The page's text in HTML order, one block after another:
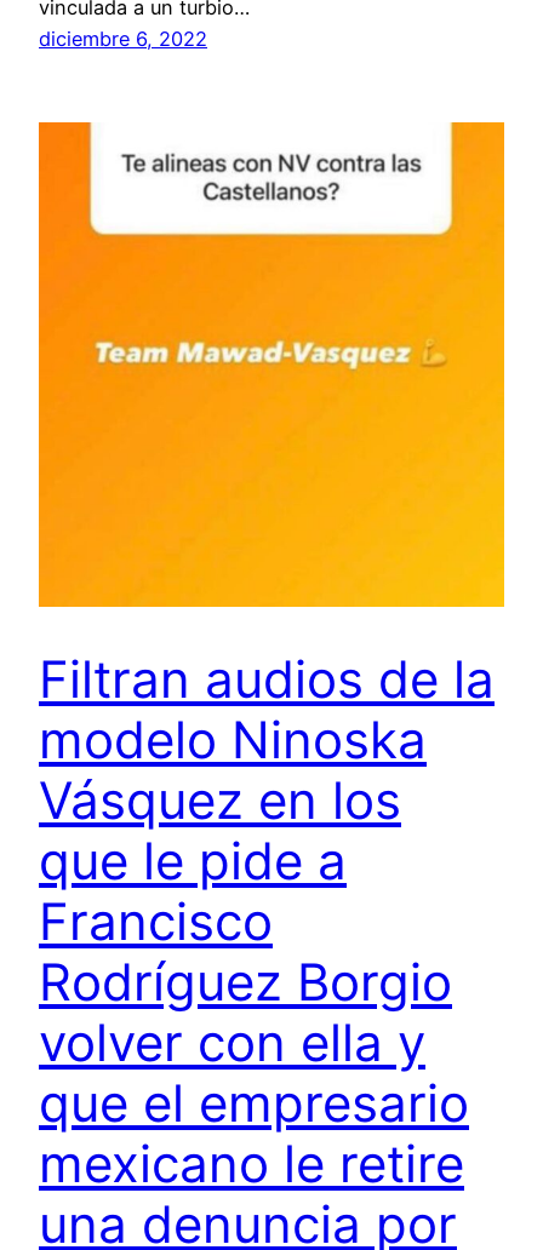
vinculada a un turbio…
diciembre 6, 2022
Filtran audios de la
modelo Ninoska
Vásquez en los
que le pide a
Francisco
Rodríguez Borgio
volver con ella y
que el empresario
mexicano le retire
una denuncia por